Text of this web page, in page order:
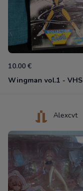
10.00 €
Wingman vol.1 - VHS
Alexcvt